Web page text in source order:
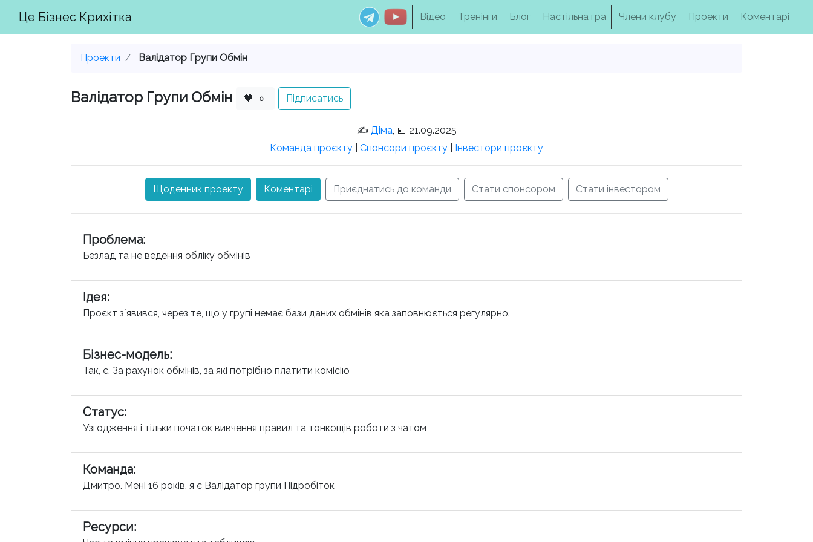
Це Бізнес Крихітка Відео Тренінги Блог Настільна гра Члени клубу Проекти Коментарі
Проекти Валідатор Групи Обмін
Валідатор Групи Обмін 🖤 0 Підписатись
✍️ Діма, 📅 21.09.2025
Команда проєкту
Спонсори проєкту Інвестори проєкту
Щоденник проекту Коментарі Приєднатись до команди Стати спонсором Стати інвестором
Проблема:
Безлад та не ведення обліку обмінів
Ідея:
Проєкт зʼявився, через те, що у групі немає бази даних обмінів яка заповнюється регулярно.
Бізнес-модель:
Так, є. За рахунок обмінів, за які потрібно платити комісію
Статус:
Узгодження і тільки початок вивчення правил та тонкощів роботи з чатом
Команда:
Дмитро. Мені 16 років, я є Валідатор групи Підробіток
Ресурси: